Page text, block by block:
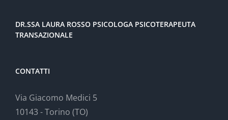
DR.SSA LAURA ROSSO PSICOLOGA PSICOTERAPEUTA
TRANSAZIONALE
CONTATTI
Via Giacomo Medici 5
10143 - Torino (TO)